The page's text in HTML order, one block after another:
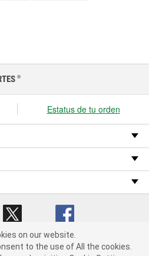
By clicking "Accept", you consent
of All the cookies.
®
Estatus de tu orden
Parts v OST_3.2.0.0.729 (3) cv1361
on our website.
to the use of All the cookies.